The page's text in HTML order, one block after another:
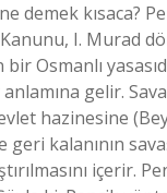
demek kısaca?
I. Murad
bir Osmanlı
gelir.
hazinesine
geri kalanının
içerir.